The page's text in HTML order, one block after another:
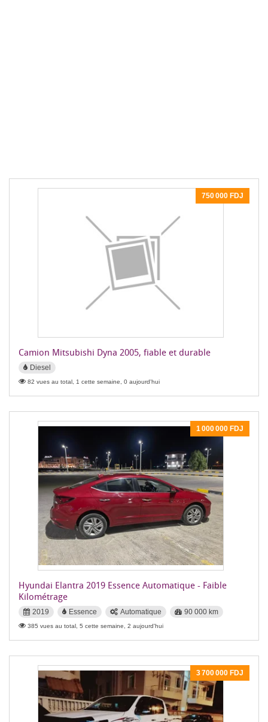
750 000 FDJ
Camion Mitsubishi Dyna 2005, fiable et durable
Diesel
82 vues au total, 1 cette semaine, 0 aujourd'hui
1 000 000 FDJ
Hyundai Elantra 2019 Essence Automatique - Faible
Kilométrage
2019 Essence Automatique 90 000 km
385 vues au total, 5 cette semaine, 2 aujourd'hui
3 700 000 FDJ